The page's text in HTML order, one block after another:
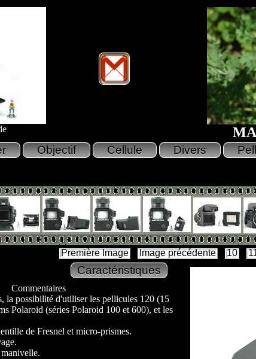
Première Image Image précédente 10
Commentaires
la possibilité d'utiliser les pellicules 120 (15
Polaroid (séries Polaroid 100 et 600), et les
de Fresnel et micro-prismes.